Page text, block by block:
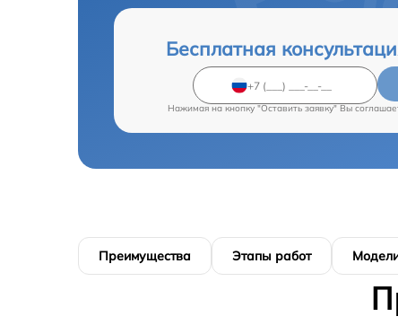
Бесплатная
Нажимая на кнопку "Оставить заявку" Вы
Преимущества Этапы работ